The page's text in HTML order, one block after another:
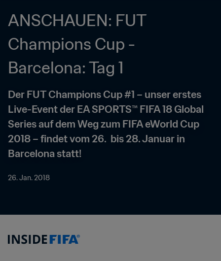
ANSCHAUEN: FUT
Champions Cup -
Barcelona: Tag 1
Der FUT Champions Cup #1 – unser erstes
Live-Event der EA SPORTS™ FIFA 18 Global
Series auf dem Weg zum FIFA eWorld Cup
2018 – findet vom 26.  bis 28. Januar in
Barcelona statt!
26. Jan. 2018